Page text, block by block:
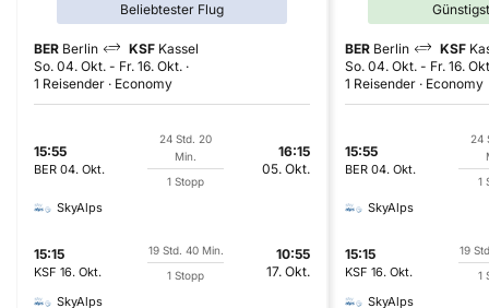
Beliebtester Flug
BER Berlin KSF Kassel
So. 04. Okt. - Fr. 16. Okt.
1 Reisender
Economy
15:55
BER 04. Okt.
24 Std. 20
Min.
1 Stopp
16:15
05. Okt.
SkyAlps
15:15
KSF 16. Okt.
19 Std. 40 Min.
1 Stopp
10:55
17. Okt.
SkyAlps
BER Berlin KSF
So. 04. Okt. - Fr. 16.
1 Reisender
Economy
15:55
BER 04. Okt.
24
1
SkyAlps
15:15
KSF 16. Okt.
19
1
SkyAlps